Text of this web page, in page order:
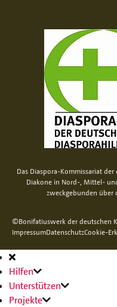
Das Diaspora-Kommissariat
Diakone in Nord-, Mittel-
zweckgebunden über
©Bonifatiuswerk der deutschen
ImpressumDatenschutzCookie-
Hauptnavigation
Hilfen
Unterstützen
Projekte